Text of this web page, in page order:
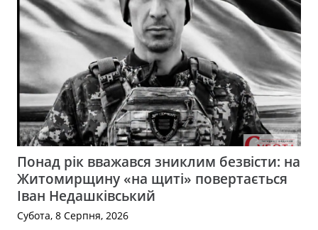
Понад рік вважався зниклим безвісти: на
Житомирщину «на щиті» повертається
Іван Недашківський
Субота, 8 Серпня, 2026